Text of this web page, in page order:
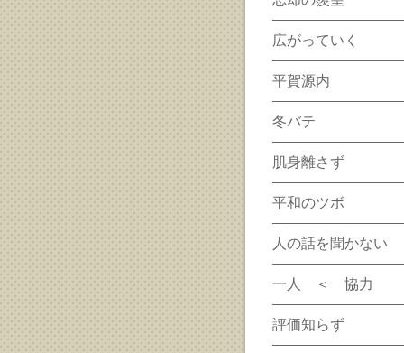
広がっていく
平賀源内
冬バテ
肌身離さず
平和のツボ
人の話を聞かない
一人 ＜ 協力
評価知らず